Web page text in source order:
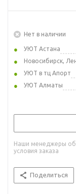
Нет в наличии
УЮТ Астана
Новосибирск,
УЮТ в тц Апорт
УЮТ Алматы
Наши менеджеры
условия заказа
Поделиться